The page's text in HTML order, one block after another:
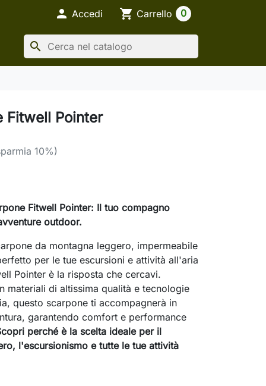
 Accedi shopping_cart Carrello 0
search
Fitwell Pointer
10%)
Fitwell Pointer: Il tuo compagno
outdoor.
da montagna leggero, impermeabile
per le tue escursioni e attività all'aria
Pointer è la risposta che cercavi.
materiali di altissima qualità e tecnologie
questo scarpone ti accompagnerà in
garantendo comfort e performance
perché è la scelta ideale per il
l'escursionismo e tutte le tue attività